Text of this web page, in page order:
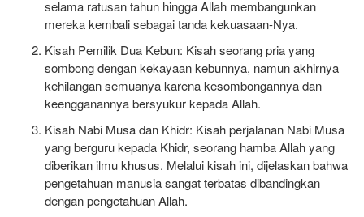
selama ratusan tahun hingga Allah membangunkan
mereka kembali sebagai tanda kekuasaan-Nya.
Kisah Pemilik Dua Kebun: Kisah seorang pria yang
sombong dengan kekayaan kebunnya, namun akhirnya
kehilangan semuanya karena kesombongannya dan
keengganannya bersyukur kepada Allah.
Kisah Nabi Musa dan Khidr: Kisah perjalanan Nabi Musa
yang berguru kepada Khidr, seorang hamba Allah yang
diberikan ilmu khusus. Melalui kisah ini, dijelaskan bahwa
pengetahuan manusia sangat terbatas dibandingkan
dengan pengetahuan Allah.